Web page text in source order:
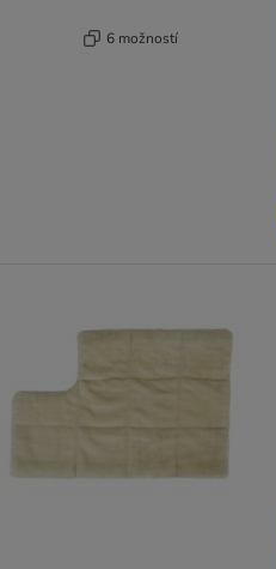
6 možností